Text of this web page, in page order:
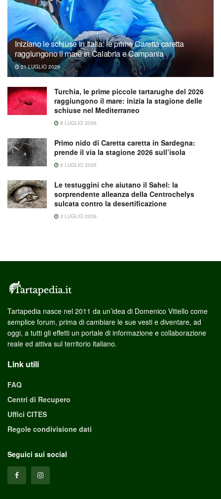
Iniziano le schiuse in Italia: le prime Caretta caretta
raggiungono il mare in Calabria e Campania
21 LUGLIO 2026
Turchia, le prime piccole tartarughe del 2026
raggiungono il mare: inizia la stagione delle
schiuse nel Mediterraneo
9 LUGLIO 2026
Primo nido di Caretta caretta in Sardegna:
prende il via la stagione 2026 sull’isola
6 LUGLIO 2026
Le testuggini che aiutano il Sahel: la
sorprendente alleanza della Centrochelys
sulcata contro la desertificazione
3 LUGLIO 2026
Tartapedia nasce nel 2011 da un’idea di Domenico Vitiello come
semplice forum, prima di cambiare le sue vesti e diventare, ad
oggi, a tutti gli effetti un portale di informazione e collaborazione
reale ed attiva sul territorio italiano.
Link utili
FAQ
Centri di Recupero
Uffici CITES
Regole condivisione dati
Seguici sui social